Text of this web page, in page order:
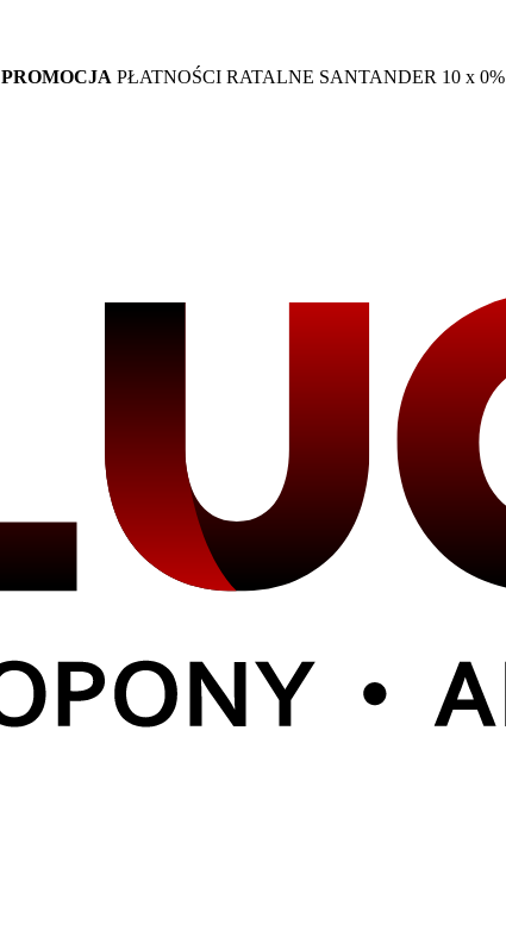
PROMOCJA PŁATNOŚCI RATALNE SANTANDER 10 x 0%